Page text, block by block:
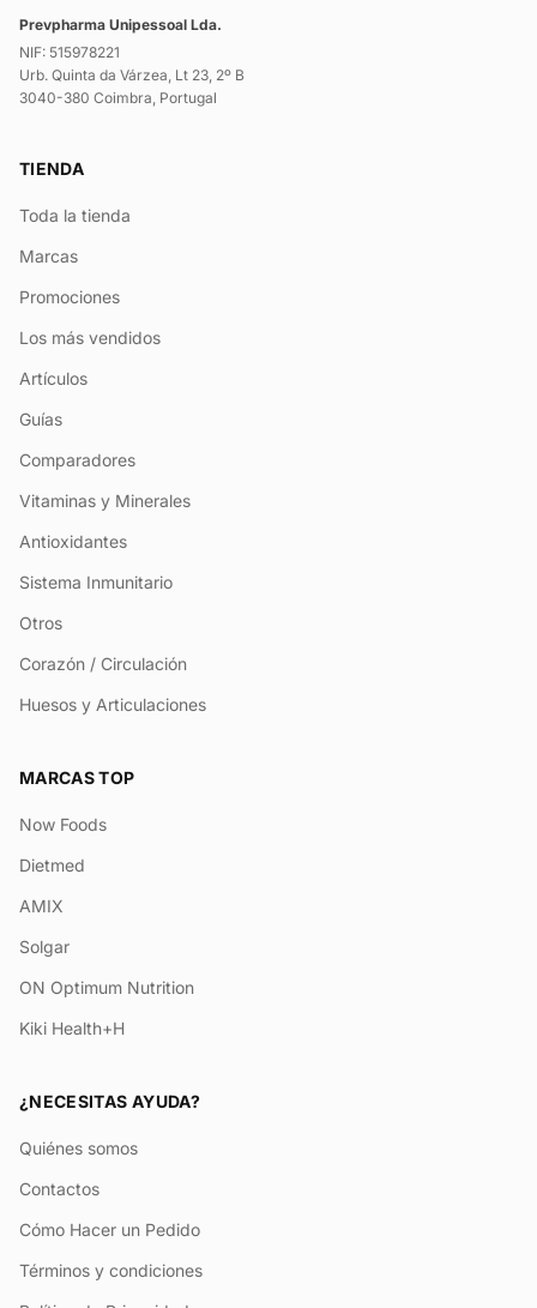
Prevpharma Unipessoal Lda.
NIF: 515978221
Urb. Quinta da Várzea, Lt 23, 2º B
3040-380 Coimbra, Portugal
TIENDA
Toda la tienda
Marcas
Promociones
Los más vendidos
Artículos
Guías
Comparadores
Vitaminas y Minerales
Antioxidantes
Sistema Inmunitario
Otros
Corazón / Circulación
Huesos y Articulaciones
MARCAS TOP
Now Foods
Dietmed
AMIX
Solgar
ON Optimum Nutrition
Kiki Health+H
¿NECESITAS AYUDA?
Quiénes somos
Contactos
Cómo Hacer un Pedido
Términos y condiciones